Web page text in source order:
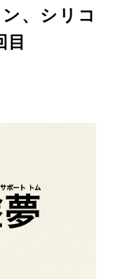
、シリコ
目